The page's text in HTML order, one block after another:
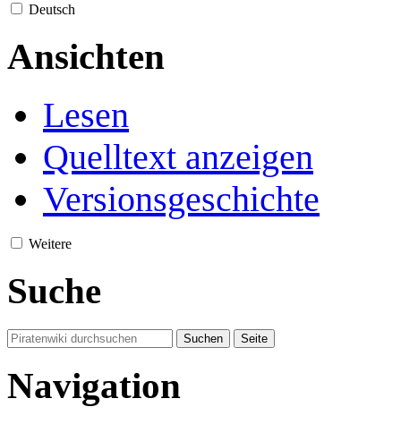
Deutsch
Ansichten
Lesen
Quelltext anzeigen
Versionsgeschichte
Weitere
Suche
Navigation